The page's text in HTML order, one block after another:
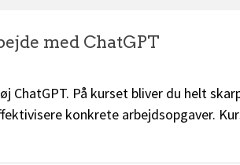
med ChatGPT
På kurset bliver du helt
konkrete arbejdsopgaver.